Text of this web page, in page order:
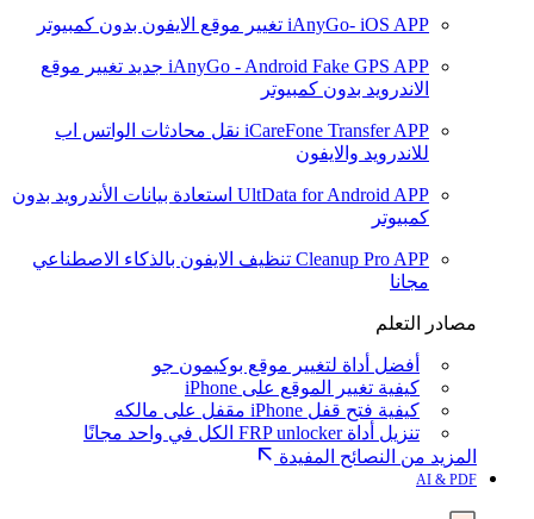
iAnyGo- iOS APP تغيير موقع الايفون بدون كمبيوتر
iAnyGo - Android Fake GPS APP جديد تغيير موقع
الاندرويد بدون كمبيوتر
iCareFone Transfer APP نقل محادثات الواتس اب
للاندرويد والايفون
UltData for Android APP استعادة بيانات الأندرويد بدون
كمبيوتر
Cleanup Pro APP تنظيف الايفون بالذكاء الاصطناعي
مجانا
مصادر التعلم
أفضل أداة لتغيير موقع بوكيمون جو
كيفية تغيير الموقع على iPhone
كيفية فتح قفل iPhone مقفل على مالكه
تنزيل أداة FRP unlocker الكل في واحد مجانًا
المزيد من النصائح المفيدة
AI & PDF